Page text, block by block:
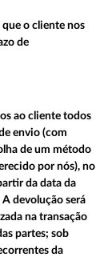
o cliente nos
de
ao cliente todos
envio (com
de um método
por nós), no
da data da
devolução será
na transação
partes; sob
da